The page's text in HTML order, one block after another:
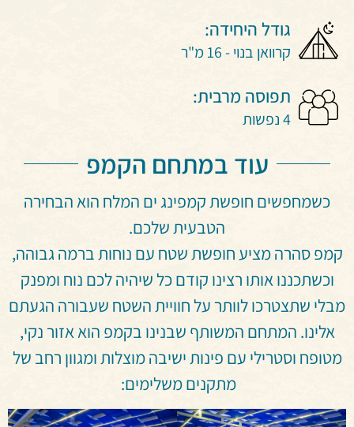
גודל היחידה:
קרוואן בנוי - 16 מ"ר
תפוסה מרבית:
4 נפשות
עוד במתחם הקמפ
כשמחפשים חופשת קמפינג ים המלח הוא הבחירה
הטבעית שלכם.
קמפ סהרה מציע חופשת שטח עם נוחות ברמה גבוהה,
וכשתכננו אותו רצינו קודם כל שיהיה לכם נוח ומפנק
מבלי שתצטרכו לוותר על חוויית השטח שעבורה הגעתם
אלינו. המתחם המשותף שבנינו בקמפ הוא אזור נקי,
מטופח וסטרילי עם פינות ישיבה מוצלות ומגוון רחב של
מתקנים משלימים: